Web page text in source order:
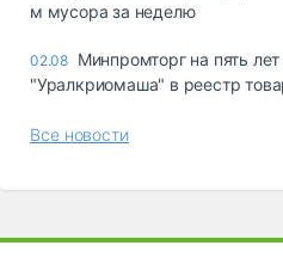
м мусора за неделю
02.08 Минпромторг на пять
"Уралкриомаша" в реестр
Все новости